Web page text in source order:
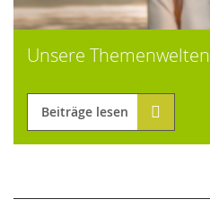
Unsere Themenwelten
Beiträge lesen